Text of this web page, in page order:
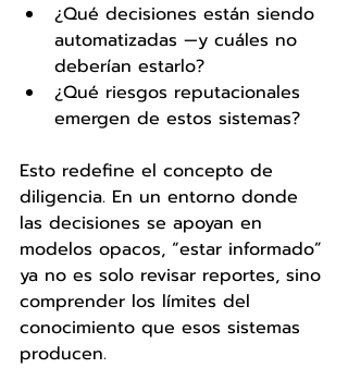
¿Qué decisiones están siendo
automatizadas —y cuáles no
deberían estarlo?
¿Qué riesgos reputacionales
emergen de estos sistemas?
Esto redefine el concepto de
diligencia. En un entorno donde
las decisiones se apoyan en
modelos opacos, “estar informado”
ya no es solo revisar reportes, sino
comprender los límites del
conocimiento que esos sistemas
producen.